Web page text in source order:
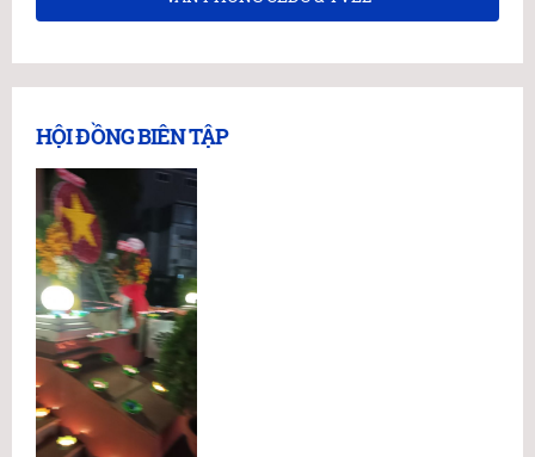
HỘI ĐỒNG BIÊN TẬP